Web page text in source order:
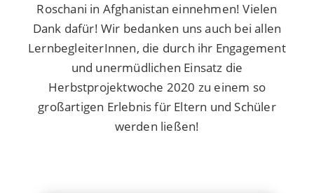
Roschani in Afghanistan einnehmen! Vielen
Dank dafür! Wir bedanken uns auch bei allen
LernbegleiterInnen, die durch ihr Engagement
und unermüdlichen Einsatz die
Herbstprojektwoche 2020 zu einem so
großartigen Erlebnis für Eltern und Schüler
werden ließen!